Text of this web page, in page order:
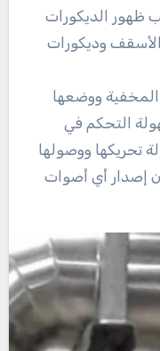
ظهور الديكورات
وديكورات
ووضعها
التحكم في
تحريكها ووصولها
إصدار أي أصوات